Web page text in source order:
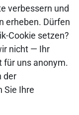
verbessern und
erheben. Dürfen
Cookie setzen?
nicht — Ihr
für uns anonym.
der
Sie Ihre